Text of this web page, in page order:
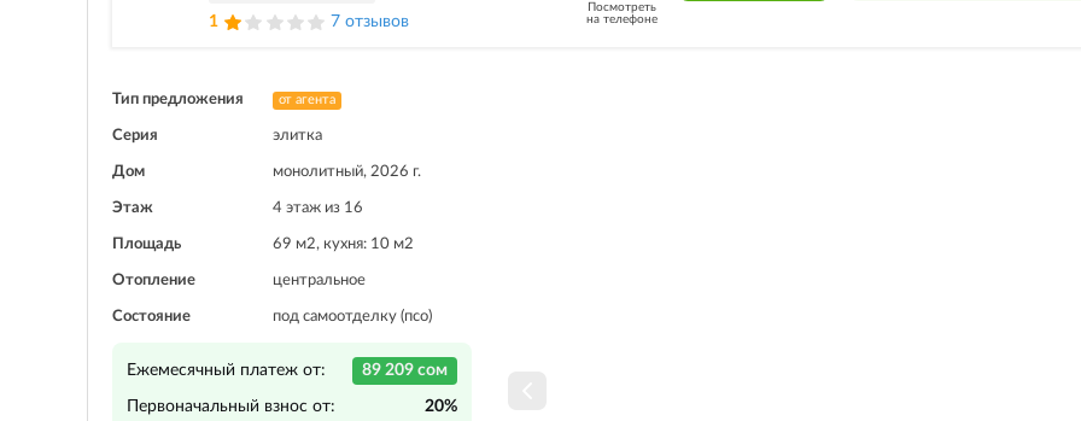
1 7 отзывов
Посмотреть
на телефоне
Тип предложения от агента
Серия элитка
Дом монолитный, 2026 г.
Этаж 4 этаж из 16
Площадь 69 м2, кухня: 10 м2
Отопление центральное
Состояние под самоотделку (псо)
Ежемесячный платеж от: 89 209 сом
Первоначальный взнос от: 20%